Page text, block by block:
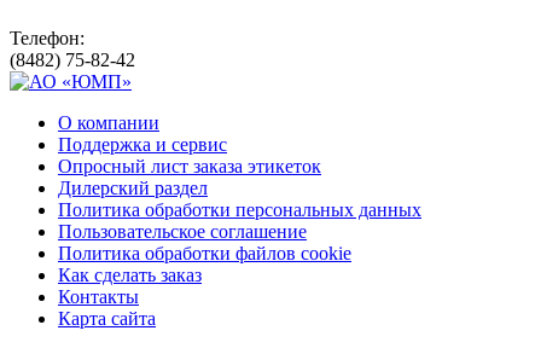
Телефон:
(8482) 75-82-42
О компании
Поддержка и сервис
Опросный лист заказа этикеток
Дилерский раздел
Политика обработки персональных данных
Пользовательское соглашение
Политика обработки файлов cookie
Как сделать заказ
Контакты
Карта сайта